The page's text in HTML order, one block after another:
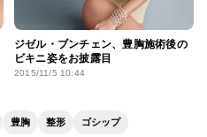
ジゼル・ブンチェン、豊胸施術後の
ビキニ姿をお披露目
2015/11/5 10:44
豊胸 整形 ゴシップ